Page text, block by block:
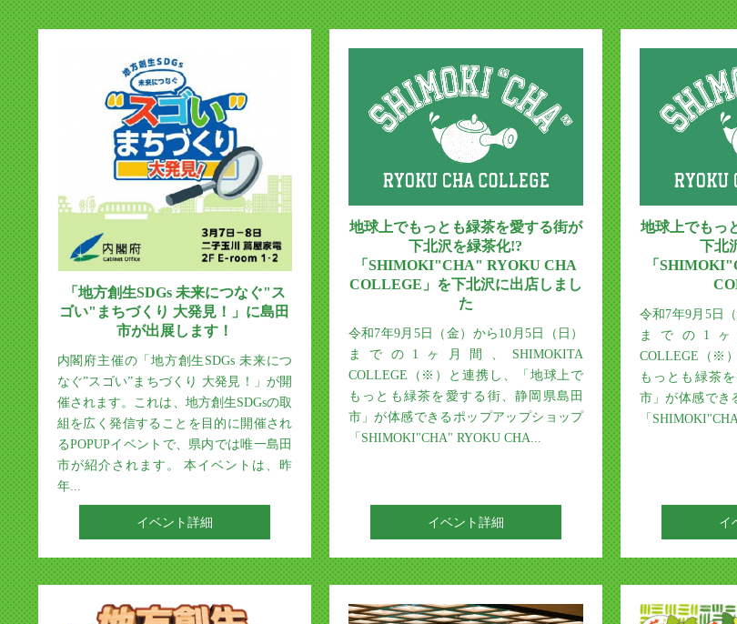
「地方創生SDGs 未来につなぐ"ス
ゴい"まちづくり 大発見！」に島田
市が出展します！
内閣府主催の「地方創生SDGs 未来につ
なぐ”スゴい”まちづくり 大発見！」が開
催されます。これは、地方創生SDGsの取
組を広く発信することを目的に開催され
るPOPUPイベントで、県内では唯一島田
市が紹介されます。 本イベントは、昨
年...
イベント詳細
地球上でもっとも緑茶を愛する街が
下北沢を緑茶化!?
「SHIMOKI"CHA" RYOKU CHA
COLLEGE」を下北沢に出店しまし
た
令和7年9月5日（金）から10月5日（日）
までの1ヶ月間、SHIMOKITA
COLLEGE（※）と連携し、「地球上で
もっとも緑茶を愛する街、静岡県島田
市」が体感できるポップアップショップ
「SHIMOKI"CHA" RYOKU CHA...
イベント詳細
地球上でもっ
下北
「
令和7年9月5日
までの1ヶ
COLLEGE（※
もっとも緑茶
市」が体感でき
「
イ